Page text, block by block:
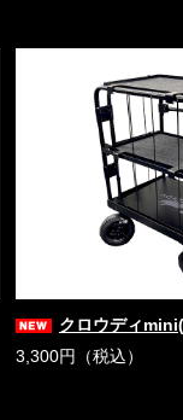
クロウディ
3,300円（税込）